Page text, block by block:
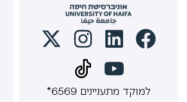
למוקד מתעניינים 6569*